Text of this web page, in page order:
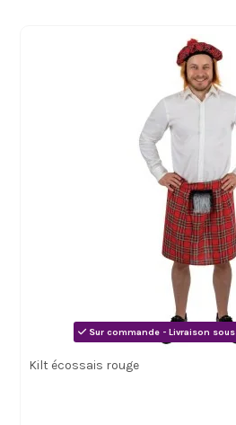
Sur commande - Livraison
Kilt écossais rouge